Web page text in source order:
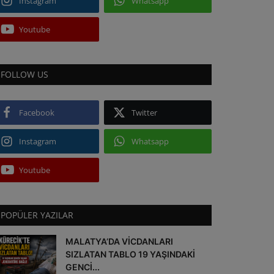
Youtube
FOLLOW US
Facebook Twitter
Instagram Whatsapp
Youtube
POPÜLER YAZILAR
MALATYA’DA VİCDANLARI
SIZLATAN TABLO 19 YAŞINDAKİ
GENCİ...